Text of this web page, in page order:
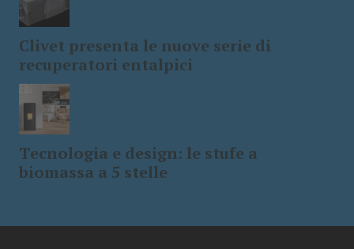
Clivet presenta le nuove serie di
recuperatori entalpici
Tecnologia e design: le stufe a
biomassa a 5 stelle